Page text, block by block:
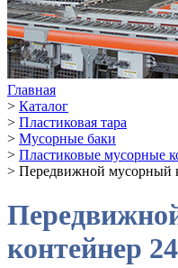
Главная
> Каталог
> Пластиковая тара
> Мусорные баки
> Пластиковые мусорные
> Передвижной мусорный
контейнер